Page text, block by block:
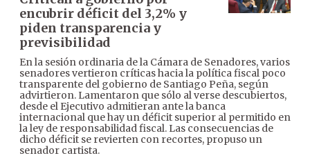
encubrir déficit del 3,2% y
piden transparencia y
previsibilidad
En la sesión ordinaria de la Cámara de Senadores, varios
senadores vertieron críticas hacia la política fiscal poco
transparente del gobierno de Santiago Peña, según
advirtieron. Lamentaron que sólo al verse descubiertos,
desde el Ejecutivo admitieran ante la banca
internacional que hay un déficit superior al permitido en
la ley de responsabilidad fiscal. Las consecuencias de
dicho déficit se revierten con recortes, propuso un
senador cartista.